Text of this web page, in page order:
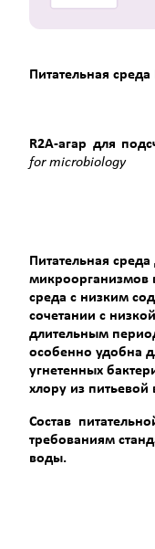
Питательная
R2A-агар для
for microbiology
Питательная
микроорганизмов
среда с низким
сочетании с
длительным
особенно удобна
угнетенных
хлору из питьевой
Состав
требованиям
воды.